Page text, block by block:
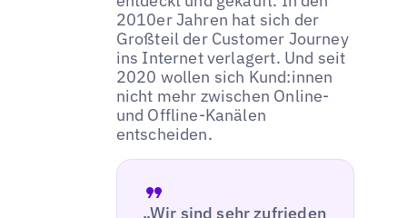
2010er Jahren hat sich der
Großteil der Customer Journey
ins Internet verlagert. Und seit
2020 wollen sich Kund:innen
nicht mehr zwischen Online-
und Offline-Kanälen
entscheiden.
„Wir sind sehr zufrieden